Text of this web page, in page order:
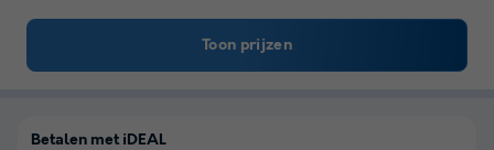
Toon prijzen
Betalen met iDEAL